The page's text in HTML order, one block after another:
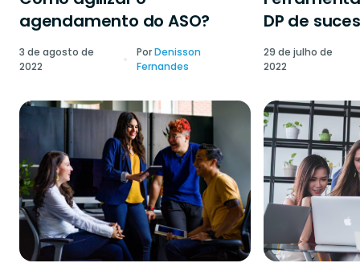
agendamento do ASO?
3 de agosto de
2022
PorDenisson
Fernandes
DP de
29 de julho de
2022